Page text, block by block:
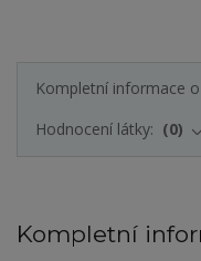
Kompletní informace
Hodnocení látky:
0
Kompletní